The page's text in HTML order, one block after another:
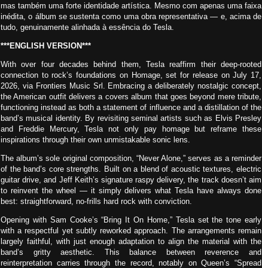
mas também uma forte identidade artística. Mesmo com apenas uma faixa
inédita, o álbum se sustenta como uma obra representativa — e, acima de
tudo, genuinamente alinhada à essência do Tesla.
***ENGLISH VERSION***
With over four decades behind them, Tesla reaffirm their deep-rooted
connection to rock’s foundations on Homage, set for release on July 17,
2026, via Frontiers Music Srl. Embracing a deliberately nostalgic concept,
the American outfit delivers a covers album that goes beyond mere tribute,
functioning instead as both a statement of influence and a distillation of the
band’s musical identity. By revisiting seminal artists such as Elvis Presley
and Freddie Mercury, Tesla not only pay homage but reframe these
inspirations through their own unmistakable sonic lens.
The album’s sole original composition, “Never Alone,” serves as a reminder
of the band’s core strengths. Built on a blend of acoustic textures, electric
guitar drive, and Jeff Keith’s signature raspy delivery, the track doesn’t aim
to reinvent the wheel — it simply delivers what Tesla have always done
best: straightforward, no-frills hard rock with conviction.
Opening with Sam Cooke’s “Bring It On Home,” Tesla set the tone early
with a respectful yet subtly reworked approach. The arrangements remain
largely faithful, with just enough adaptation to align the material with the
band’s gritty aesthetic. This balance between reverence and
reinterpretation carries through the record, notably on Queen’s “Spread